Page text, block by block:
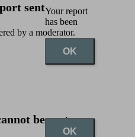
sentYour report
has been
by a moderator.
OK
be sent
OK